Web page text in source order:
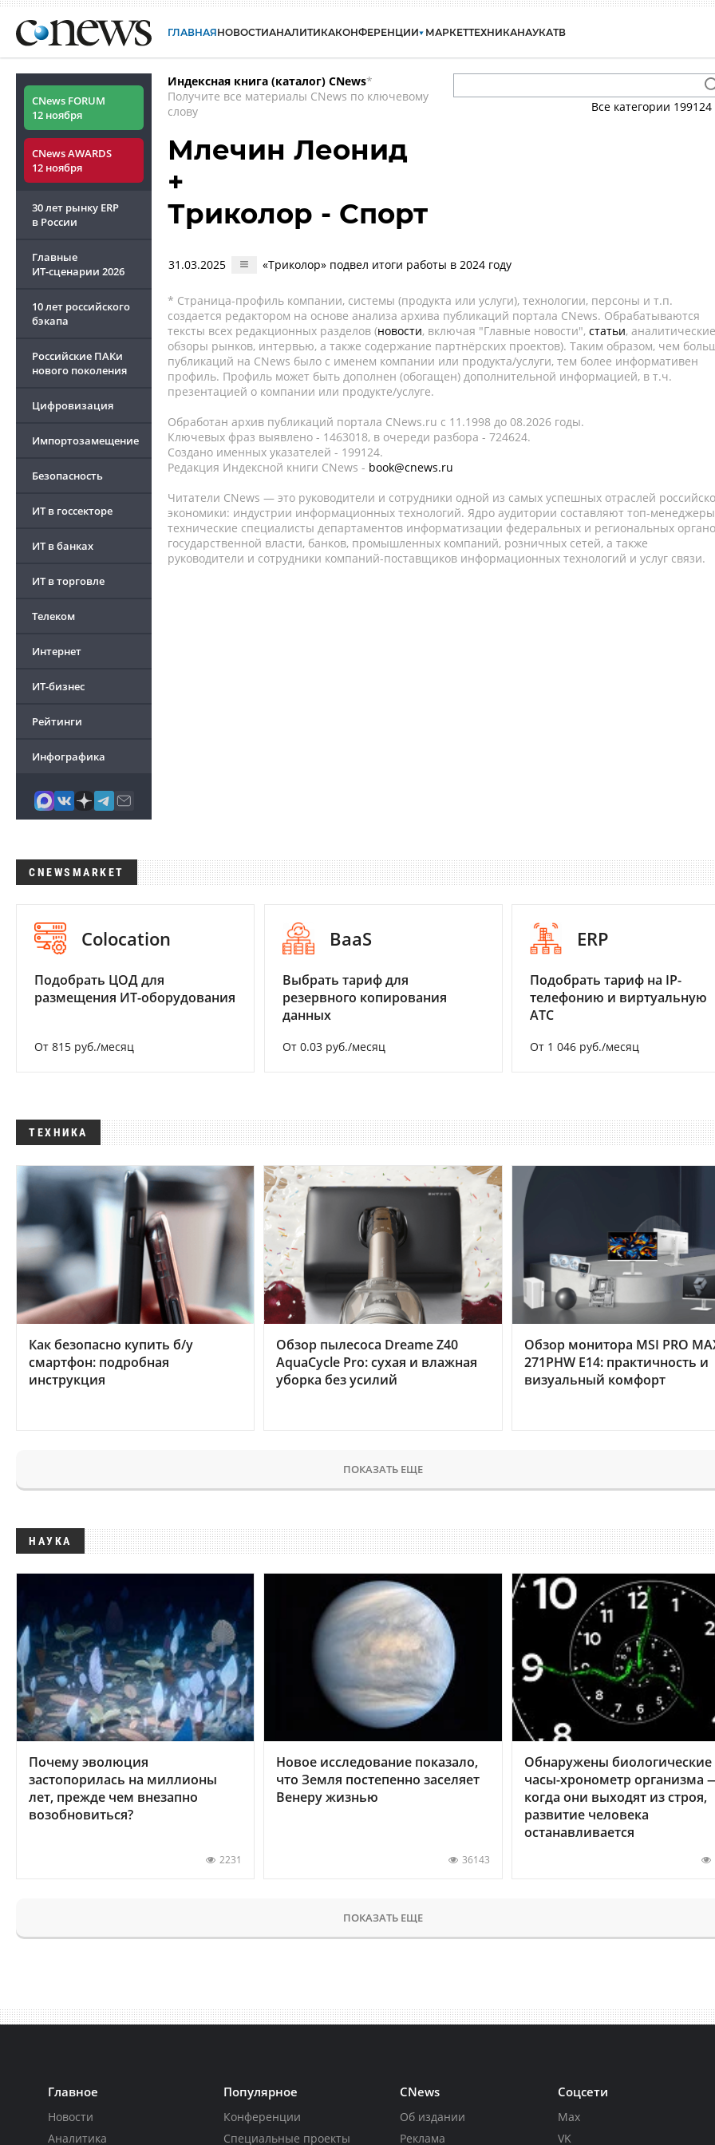
ГЛАВНАЯНОВОСТИАНАЛИТИКАКОНФЕРЕНЦИИ МАРКЕТТЕХНИКАНАУКАТВ
CNews FORUM
12 ноября
CNews AWARDS
12 ноября
30 лет рынку ERP
в России
Главные
ИТ-сценарии 2026
10 лет российского
бэкапа
Российские ПАКи
нового поколения
Цифровизация
Импортозамещение
Безопасность
ИТ в госсекторе
ИТ в банках
ИТ в торговле
Телеком
Интернет
ИТ-бизнес
Рейтинги
Инфографика
Индексная книга (каталог) CNews*
Получите все материалы CNews по ключевому
слову
Все категории 199124
Млечин Леонид
+
Триколор - Спорт
31.03.2025 «Триколор» подвел итоги работы в 2024 году
* Страница-профиль компании, системы (продукта или услуги), технологии, персоны и т.п.
создается редактором на основе анализа архива публикаций портала CNews. Обрабатываются
тексты всех редакционных разделов (новости, включая "Главные новости", статьи, аналитические
обзоры рынков, интервью, а также содержание партнёрских проектов). Таким образом, чем
публикаций на CNews было с именем компании или продукта/услуги, тем более информативен
профиль. Профиль может быть дополнен (обогащен) дополнительной информацией, в т.ч.
презентацией о компании или продукте/услуге.
Обработан архив публикаций портала CNews.ru c 11.1998 до 08.2026 годы.
Ключевых фраз выявлено - 1463018, в очереди разбора - 724624.
Создано именных указателей - 199124.
Редакция Индексной книги CNews - book@cnews.ru
Читатели CNews — это руководители и сотрудники одной из самых успешных отраслей
экономики: индустрии информационных технологий. Ядро аудитории составляют топ-
технические специалисты департаментов информатизации федеральных и региональных
государственной власти, банков, промышленных компаний, розничных сетей, а также
руководители и сотрудники компаний-поставщиков информационных технологий и услуг связи.
CNEWSMARKET
Colocation
Подобрать ЦОД для
размещения ИТ-оборудования
От 815 руб./месяц
BaaS
Выбрать тариф для
резервного копирования
данных
От 0.03 руб./месяц
ERP
Подобрать тариф на IP-
телефонию и виртуальную
АТС
От 1 046 руб./месяц
ТЕХНИКА
Как безопасно купить б/у
смартфон: подробная
инструкция
Обзор пылесоса Dreame Z40
AquaCycle Pro: сухая и влажная
уборка без усилий
Обзор монитора MSI PRO
271PHW E14: практичность и
визуальный комфорт
ПОКАЗАТЬ ЕЩЕ
НАУКА
Почему эволюция
застопорилась на миллионы
лет, прежде чем внезапно
возобновиться?
2231
Новое исследование показало,
что Земля постепенно заселяет
Венеру жизнью
36143
Обнаружены биологические
часы-хронометр организма
когда они выходят из строя,
развитие человека
останавливается
ПОКАЗАТЬ ЕЩЕ
Главное
Новости
Аналитика
Популярное
Конференции
Специальные проекты
CNews
Об издании
Реклама
Соцсети
Max
VK